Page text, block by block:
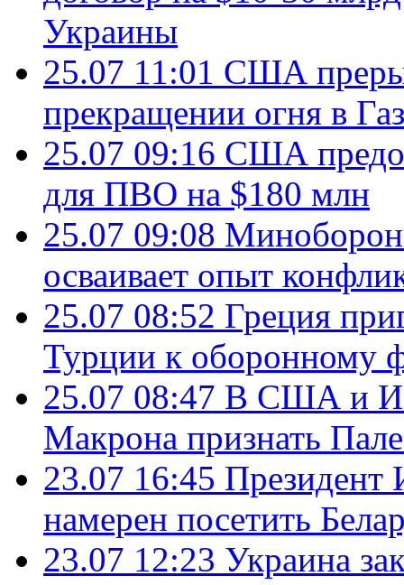
Украины
25.07 11:01 США
прекращении огня в
25.07 09:16 США
для ПВО на $180 млн
25.07 09:08
осваивает опыт
25.07 08:52 Греция
Турции к оборонному
25.07 08:47 В США и
Макрона признать
23.07 16:45 Президент
намерен посетить
23.07 12:23 Украина